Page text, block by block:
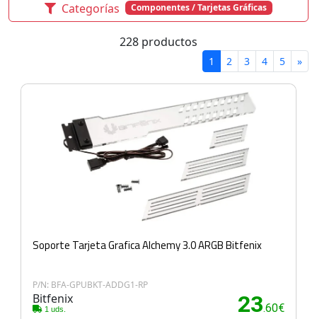
Categorías Componentes / Tarjetas Gráficas
228 productos
1 2 3 4 5 »
Soporte Tarjeta Grafica Alchemy 3.0 ARGB Bitfenix
P/N: BFA-GPUBKT-ADDG1-RP
Bitfenix
1 uds. 23.60€